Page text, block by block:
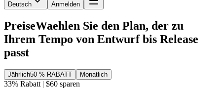
Deutsch Anmelden
PreiseWaehlen Sie den Plan, der zu
Ihrem Tempo von Entwurf bis Release
passt
Jährlich50 % RABATT Monatlich
33% Rabatt | $60 sparen